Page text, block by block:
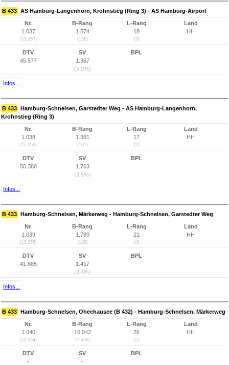
B 433 AS Hamburg-Langenhorn, Krohnstieg (Ring 3) - AS Hamburg-Airport
Nr.
1.037
(13.257)
B-Rang
1.574
(138)
L-Rang
18
(3)
Land
HH
DTV
45.577
SV
1.367
(3,0%)
BPL
Infos...
B 433 Hamburg-Schnelsen, Garstedter Weg - AS Hamburg-Langenhorn,
Krohnstieg (Ring 3)
Nr.
1.038
(13.256)
B-Rang
1.381
(101)
L-Rang
17
(2)
Land
HH
DTV
50.380
SV
1.763
(3,5%)
BPL
Infos...
B 433 Hamburg-Schnelsen, Märkerweg - Hamburg-Schnelsen, Garstedter Weg
Nr.
1.039
(13.255)
B-Rang
1.789
(188)
L-Rang
21
(4)
Land
HH
DTV
41.685
SV
1.417
(3,4%)
BPL
Infos...
B 433 Hamburg-Schnelsen, Ohechausee (B 432) - Hamburg-Schnelsen, Märkerweg
Nr.
1.040
(13.254)
B-Rang
10.042
(7.638)
L-Rang
26
(5)
Land
HH
DTV
-
SV
-
BPL